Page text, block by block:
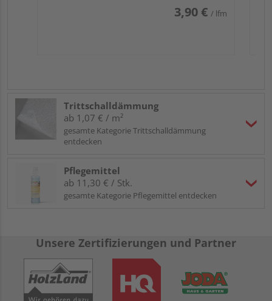
3,90 € / lfm
Trittschalldämmung
ab 1,07 € / m²
gesamte Kategorie Trittschalldämmung
entdecken
Pflegemittel
ab 11,30 € / Stk.
gesamte Kategorie Pflegemittel entdecken
Unsere Zertifizierungen und Partner